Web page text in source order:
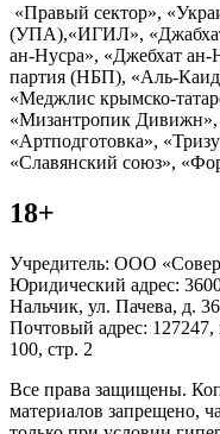
«Правый сектор»,
(УПА),«ИГИЛ»,
ан-Нусра», «Джебхат ан-
партия (НБП), «Аль-
«Меджлис крымско-
«Мизантропик Дивижн»,
«Артподготовка»,
«Славянский союз»,
18+
Учредитель: ООО
Юридический адрес:
Нальчик, ул. Пачева, д. 36
Почтовый адрес:
100, стр. 2
Все права защищены.
материалов запрещено,